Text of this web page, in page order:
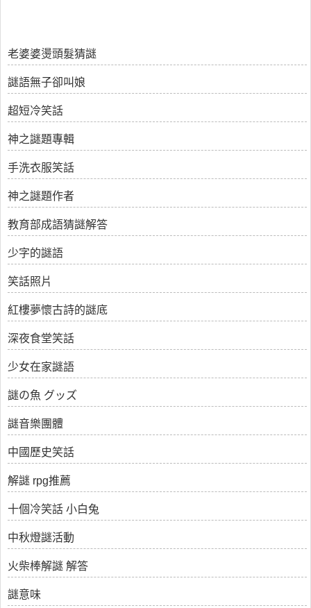
老婆婆燙頭髮猜謎
謎語無子卻叫娘
超短冷笑話
神之謎題專輯
手洗衣服笑話
神之謎題作者
教育部成語猜謎解答
少字的謎語
笑話照片
紅樓夢懷古詩的謎底
深夜食堂笑話
少女在家謎語
謎の魚 グッズ
謎音樂團體
中國歷史笑話
解謎 rpg推薦
十個冷笑話 小白兔
中秋燈謎活動
火柴棒解謎 解答
謎意味